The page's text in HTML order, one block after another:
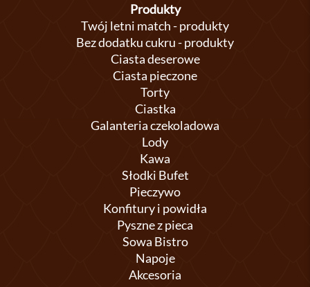
Produkty
Twój letni match - produkty
Bez dodatku cukru - produkty
Ciasta deserowe
Ciasta pieczone
Torty
Ciastka
Galanteria czekoladowa
Lody
Kawa
Słodki Bufet
Pieczywo
Konfitury i powidła
Pyszne z pieca
Sowa Bistro
Napoje
Akcesoria